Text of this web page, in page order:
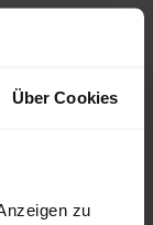
Über Cookies
zu